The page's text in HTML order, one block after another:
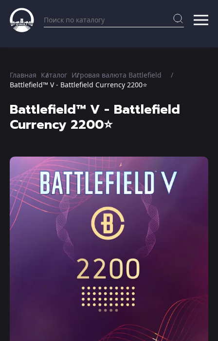
Главная Каталог Игровая валюта Battlefield
Battlefield™ V - Battlefield Currency 2200⭐️
Battlefield™ V - Battlefield
Currency 2200⭐️